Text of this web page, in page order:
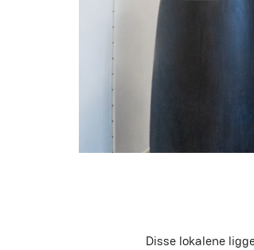
Disse lokalene